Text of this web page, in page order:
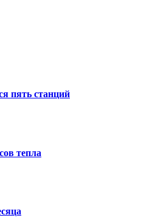
пять станций
тепла